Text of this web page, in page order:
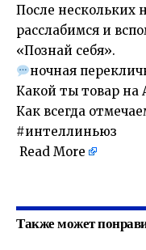
После нескольких
расслабимся и
«Познай себя».
ночная
Какой ты товар на
Как всегда
#интеллиньюз
Read More
Также может